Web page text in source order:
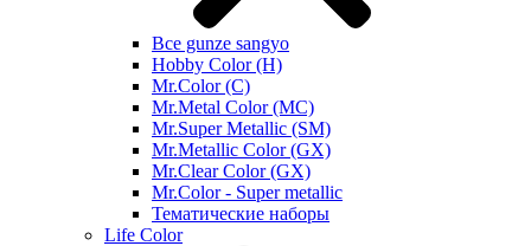
Все gunze sangyo
Hobby Color (H)
Mr.Color (C)
Mr.Metal Color (MC)
Mr.Super Metallic (SM)
Mr.Metallic Color (GX)
Mr.Clear Color (GX)
Mr.Color - Super metallic
Тематические наборы
Life Color